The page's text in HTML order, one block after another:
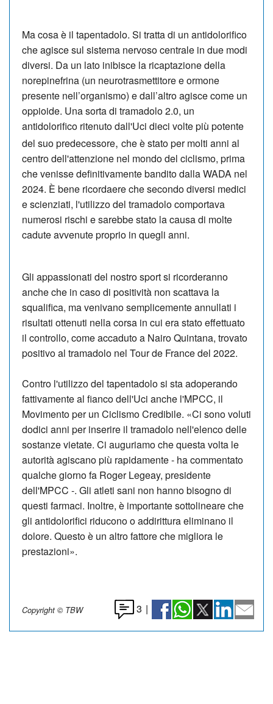
Ma cosa è il tapentadolo. Si tratta di un antidolorifico
che agisce sul sistema nervoso centrale in due modi
diversi. Da un lato inibisce la ricaptazione della
norepinefrina (un neurotrasmettitore e ormone
presente nell’organismo) e dall’altro agisce come un
oppioide. Una sorta di tramadolo 2.0, un
antidolorifico ritenuto dall'Uci dieci volte più potente
del suo predecessore, che è stato per molti anni al
centro dell'attenzione nel mondo del ciclismo, prima
che venisse definitivamente bandito dalla WADA nel
2024. È bene ricordaere che secondo diversi medici
e scienziati, l'utilizzo del tramadolo comportava
numerosi rischi e sarebbe stato la causa di molte
cadute avvenute proprio in quegli anni.
Gli appassionati del nostro sport si ricorderanno
anche che in caso di positività non scattava la
squalifica, ma venivano semplicemente annullati i
risultati ottenuti nella corsa in cui era stato effettuato
il controllo, come accaduto a Nairo Quintana, trovato
positivo al tramadolo nel Tour de France del 2022.
Contro l'utilizzo del tapentadolo si sta adoperando
fattivamente al fianco dell'Uci anche l'MPCC, il
Movimento per un Ciclismo Credibile. «Ci sono voluti
dodici anni per inserire il tramadolo nell'elenco delle
sostanze vietate. Ci auguriamo che questa volta le
autorità agiscano più rapidamente - ha commentato
qualche giorno fa Roger Legeay, presidente
dell'MPCC -. Gli atleti sani non hanno bisogno di
questi farmaci. Inoltre, è importante sottolineare che
gli antidolorifici riducono o addirittura eliminano il
dolore. Questo è un altro fattore che migliora le
prestazioni».
Copyright © TBW 3 |